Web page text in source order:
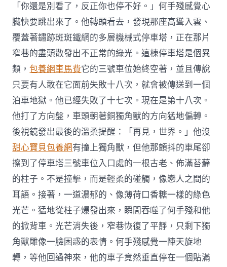
「你還是別看了，反正你也停不好。」何手殘感覺心
臟快要跳出來了。他轉頭看去，發現那座高聳入雲、
覆蓋著鏽跡斑斑鐵網的多層機械式停車塔，正在那片
窄巷的盡頭散發出不正常的綠光。這棟停車塔是個異
類，包養網車馬費它的三號車位始終空著，並且傳說
只要有人敢在它面前失敗十八次，就會被傳送到一個
泊車地獄。他已經失敗了十七次。現在是第十八次。
他打了方向盤，車頭朝著銅獨角獸的方向猛地偏轉。
後視鏡發出最後的溫柔提醒：「再見，世界。」他沒
甜心寶貝包養網有撞上獨角獸，但他那顫抖的車尾卻
擦到了停車塔三號車位入口處的一根古老、佈滿苔蘚
的柱子。不是撞擊，而是輕柔的碰觸，像戀人之間的
耳語。接著，一道濃郁的、像薄荷口香糖一樣的綠色
光芒。猛地從柱子爆發出來，瞬間吞噬了何手殘和他
的掀背車。光芒消失後，窄巷恢復了平靜，只剩下獨
角獸雕像一臉困惑的表情。何手殘感覺一陣天旋地
轉，等他回過神來，他的車子竟然垂直停在一個貼滿